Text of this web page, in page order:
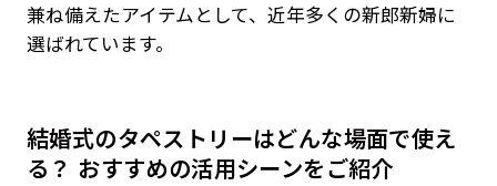
兼ね備えたアイテムとして、近年多くの新郎新婦に
選ばれています。
結婚式のタペストリーはどんな場面で使え
る？ おすすめの活用シーンをご紹介